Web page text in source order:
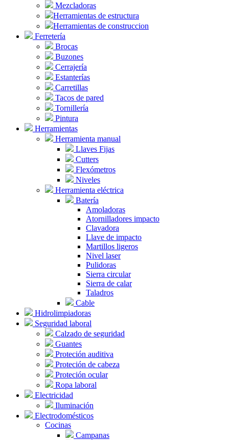
Mezcladoras
Herramientas de estructura
Herramientas de construccion
Ferretería
Brocas
Buzones
Cerrajería
Estanterías
Carretillas
Tacos de pared
Tornillería
Pintura
Herramientas
Herramienta manual
Llaves Fijas
Cutters
Flexómetros
Niveles
Herramienta eléctrica
Batería
Amoladoras
Atornilladores impacto
Clavadora
Llave de impacto
Martillos ligeros
Nivel laser
Pulidoras
Sierra circular
Sierra de calar
Taladros
Cable
Hidrolimpiadoras
Seguridad laboral
Calzado de seguridad
Guantes
Proteción auditiva
Proteción de cabeza
Proteción ocular
Ropa laboral
Electricidad
Iluminación
Electrodomésticos
Cocinas
Campanas